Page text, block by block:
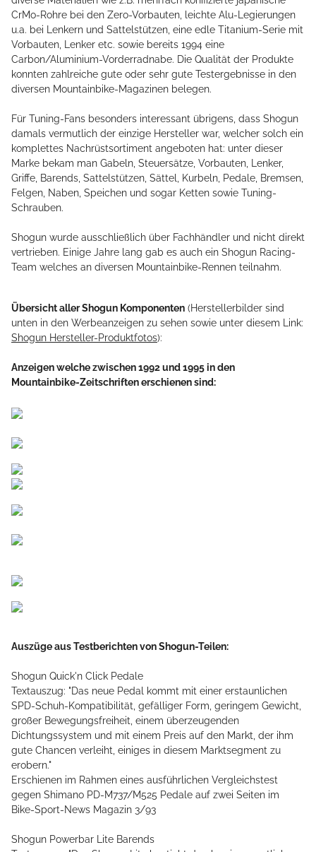
CrMo-Rohre bei den Zero-Vorbauten, leichte Alu-Legierungen
u.a. bei Lenkern und Sattelstützen, eine edle Titanium-Serie mit
Vorbauten, Lenker etc. sowie bereits 1994 eine
Carbon/Aluminium-Vorderradnabe. Die Qualität der Produkte
konnten zahlreiche gute oder sehr gute Testergebnisse in den
diversen Mountainbike-Magazinen belegen.
Für Tuning-Fans besonders interessant übrigens, dass Shogun
damals vermutlich der einzige Hersteller war, welcher solch ein
komplettes Nachrüstsortiment angeboten hat: unter dieser
Marke bekam man Gabeln, Steuersätze, Vorbauten, Lenker,
Griffe, Barends, Sattelstützen, Sättel, Kurbeln, Pedale, Bremsen,
Felgen, Naben, Speichen und sogar Ketten sowie Tuning-
Schrauben.
Shogun wurde ausschließlich über Fachhändler und nicht direkt
vertrieben. Einige Jahre lang gab es auch ein Shogun Racing-
Team welches an diversen Mountainbike-Rennen teilnahm.
Übersicht aller Shogun Komponenten (Herstellerbilder sind
unten in den Werbeanzeigen zu sehen sowie unter diesem Link:
Shogun Hersteller-Produktfotos):
Anzeigen welche zwischen 1992 und 1995 in den
Mountainbike-Zeitschriften erschienen sind:
Auszüge aus Testberichten von Shogun-Teilen:
Shogun Quick'n Click Pedale
Textauszug: "Das neue Pedal kommt mit einer erstaunlichen
SPD-Schuh-Kompatibilität, gefälliger Form, geringem Gewicht,
großer Bewegungsfreiheit, einem überzeugenden
Dichtungssystem und mit einem Preis auf den Markt, der ihm
gute Chancen verleiht, einiges in diesem Marktsegment zu
erobern."
Erschienen im Rahmen eines ausführlichen Vergleichstest
gegen Shimano PD-M737/M525 Pedale auf zwei Seiten im
Bike-Sport-News Magazin 3/93
Shogun Powerbar Lite Barends